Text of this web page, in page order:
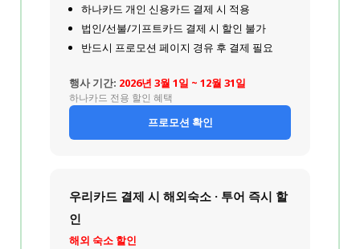
하나카드 개인 신용카드 결제 시 적용
법인/선불/기프트카드 결제 시 할인 불가
반드시 프로모션 페이지 경유 후 결제 필요
행사 기간: 2026년 3월 1일 ~ 12월 31일
하나카드 전용 할인 혜택
프로모션 확인
우리카드 결제 시 해외숙소 · 투어 즉시 할
인
해외 숙소 할인